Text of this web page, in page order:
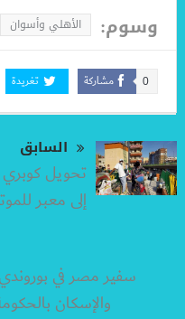
وسوم: الأهلي وأسوان
مشاركة 0 تغريدة
السابق
تحويل
إلى معبر
سفير مصر في
والإسكان